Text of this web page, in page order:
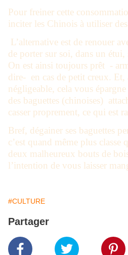
Pour freiner cette
inciter les Chinois à utiliser
L’alternative est de renouer
de porter sur soi, dans un étui,
On est ainsi toujours prêt -
dire- en cas de petit creux. Et,
négligeable, cela vous
des baguettes (chinoises)
casser proprement, ce qui est
Bref, dégainer ses baguettes
c’est quand même plus classe
deux malheureux bouts de
l’intention de vous laisser
#CULTURE
Partager